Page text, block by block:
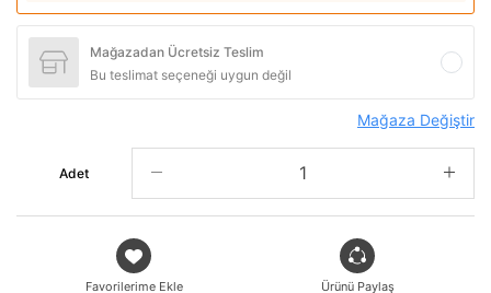
Mağazadan Ücretsiz Teslim
Bu teslimat seçeneği uygun değil
Mağaza Değiştir
Adet
Favorilerime Ekle Ürünü Paylaş